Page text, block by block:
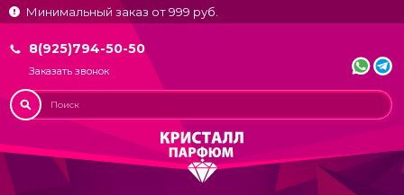
Минимальный заказ от 999 руб.
8(925)794-50-50
Заказать звонок